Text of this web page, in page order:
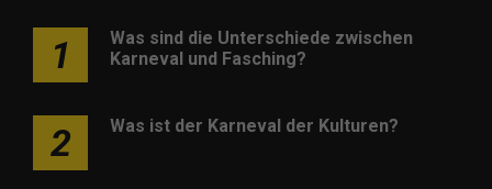
1
Was sind die Unterschiede zwischen
Karneval und Fasching?
2 Was ist der Karneval der Kulturen?